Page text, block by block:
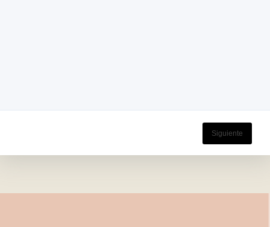
Siguiente